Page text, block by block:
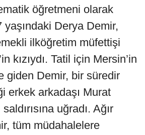
öğretmeni olarak
yaşındaki Derya Demir,
ilköğretim müfettişi
kızıydı. Tatil için Mersin’in
giden Demir, bir süredir
erkek arkadaşı Murat
uğradı. Ağır
tüm müdahalelere